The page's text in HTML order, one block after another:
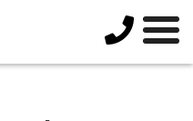
3744678